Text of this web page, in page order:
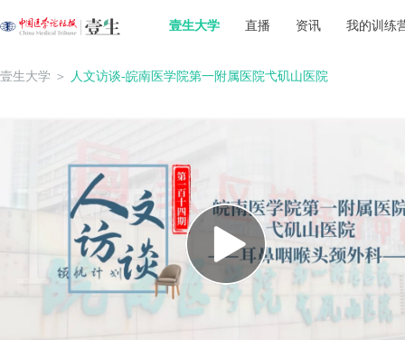
壹生大学 直播 资讯 我的训练
壹生大学 ＞ 人文访谈-皖南医学院第一附属医院弋矶山医院